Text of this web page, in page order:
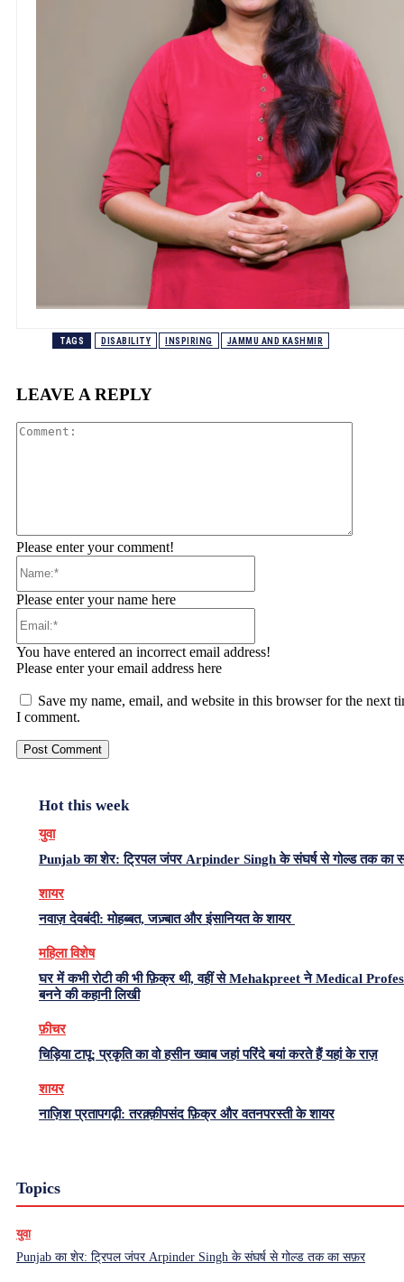
TAGS DISABILITY INSPIRING JAMMU AND KASHMIR
LEAVE A REPLY
Please enter your comment!
Please enter your name here
You have entered an incorrect email address!
Please enter your email address here
Save my name, email, and website in this browser for the next
I comment.
Hot this week
युवा
Punjab का शेर: ट्रिपल जंपर Arpinder Singh के संघर्ष से गोल्ड तक का
शायर
नवाज़ देवबंदी: मोहब्बत, जज़्बात और इंसानियत के शायर
महिला विशेष
घर में कभी रोटी की भी फ़िक्र थी, वहीं से Mehakpreet ने Medical
बनने की कहानी लिखी
फ़ीचर
चिड़िया टापू: प्रकृति का वो हसीन ख्वाब जहां परिंदे बयां करते हैं यहां के राज़
शायर
नाज़िश प्रतापगढ़ी: तरक़्क़ीपसंद फ़िक्र और वतनपरस्ती के शायर
Topics
युवा
Punjab का शेर: ट्रिपल जंपर Arpinder Singh के संघर्ष से गोल्ड तक का सफ़र